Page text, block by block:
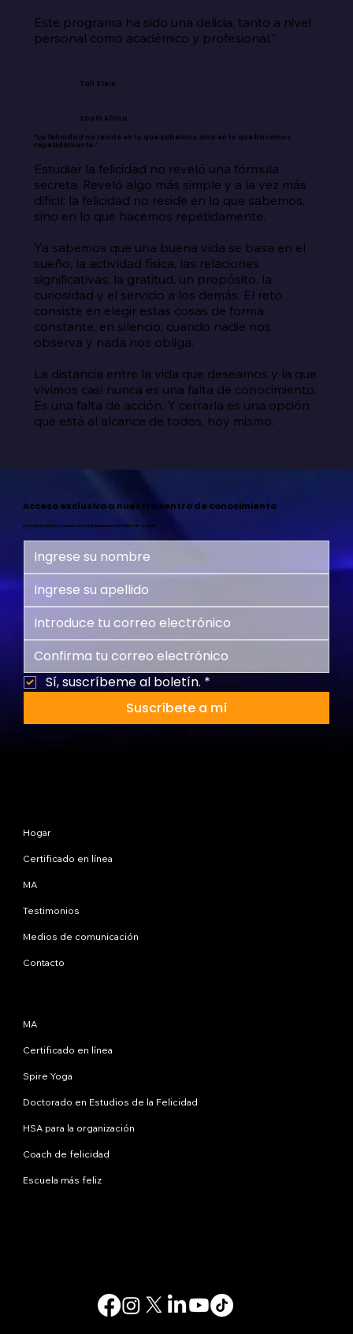
Este programa ha sido una delicia, tanto a nivel
personal como académico y profesional.”
Tali Stein
South Africa
“La felicidad no reside en lo que sabemos, sino en lo que hacemos
repetidamente.”
Estudiar la felicidad no reveló una fórmula
secreta. Reveló algo más simple y a la vez más
difícil: la felicidad no reside en lo que sabemos,
sino en lo que hacemos repetidamente.
Ya sabemos que una buena vida se basa en el
sueño, la actividad física, las relaciones
significativas, la gratitud, un propósito, la
curiosidad y el servicio a los demás. El reto
consiste en elegir estas cosas de forma
constante, en silencio, cuando nadie nos
observa y nada nos obliga.
La distancia entre la vida que deseamos y la que
vivimos casi nunca es una falta de conocimiento.
Es una falta de acción. Y cerrarla es una opción
que está al alcance de todos, hoy mismo.
Acceso exclusivo a nuestro centro de conocimiento
¡Suscríbete ahora y comienza tu viaje hacia una vida más feliz y plena!
Sí, suscríbeme al boletín. *
Suscríbete a mí
Hogar
Certificado en línea
MA
Testimonios
Medios de comunicación
Contacto
MA
Certificado en línea
Spire Yoga
Doctorado en Estudios de la Felicidad
HSA para la organización
Coach de felicidad
Escuela más feliz